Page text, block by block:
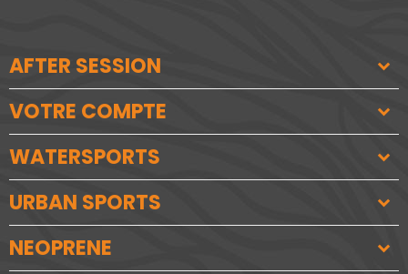
AFTER SESSION
VOTRE COMPTE
WATERSPORTS
URBAN SPORTS
NEOPRENE